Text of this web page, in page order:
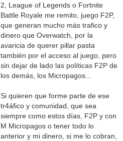
2, League of Legends o Fortnite
Battle Royale me remito, juego F2P,
que generan mucho más trafico y
dinero que Overwatch, por la
avaricia de querer pillar pasta
también por el acceso al juego, pero
sin dejar de lado las políticas F2P de
los demás, los Micropagos...
Si quieren que forme parte de ese
tr4áfico y comunidad, que sea
siempre como estos días, F2P y con
M Micropagos o tener todo lo
anterior y mi dinero, si me lo cobran,